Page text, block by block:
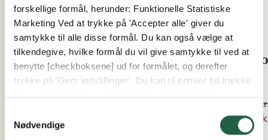
forskellige formål, herunder: Funktionelle Statistiske
Marketing Ved at trykke på 'Accepter alle' giver du
samtykke til alle disse formål. Du kan også vælge at
tilkendegive, hvilke formål du vil give samtykke til ved at
benytte [checkboksene] ud for formålet, og derefter
trykke på 'Gem indstillinger'. Du kan til enhver tid trække
dit samtykke tilbage ved at [trykke på det lille ikon
mere om vores brug af cookies og andre teknologier,
Nødvendige
Perlite, 6l
31
26